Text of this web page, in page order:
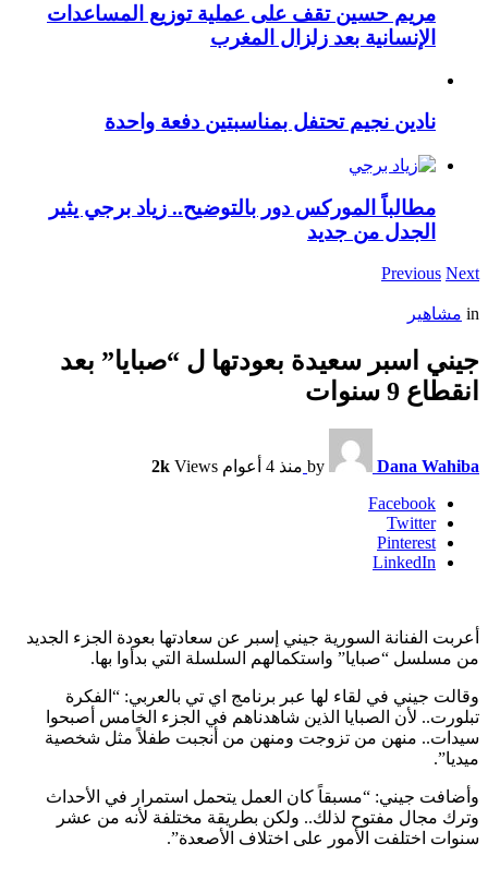
مريم حسين تقف على عملية توزيع المساعدات
الإنسانية بعد زلزال المغرب
نادين نجيم تحتفل بمناسبتين دفعة واحدة
مطالباً الموركس دور بالتوضيح.. زياد برجي يثير
الجدل من جديد
Previous Next
in مشاهير
جيني اسبر سعيدة بعودتها ل “صبايا” بعد
انقطاع 9 سنوات
by Dana Wahiba منذ 4 أعوام 2k Views
Facebook
Twitter
Pinterest
LinkedIn
أعربت الفنانة السورية جيني إسبر عن سعادتها بعودة الجزء الجديد
من مسلسل “صبايا” واستكمالهم السلسلة التي بدأوا بها.
وقالت جيني في لقاء لها عبر برنامج اي تي بالعربي: “الفكرة
تبلورت.. لأن الصبايا الذين شاهدناهم في الجزء الخامس أصبحوا
سيدات.. منهن من تزوجت ومنهن من أنجبت طفلاً مثل شخصية
ميديا”.
وأضافت جيني: “مسبقاً كان العمل يتحمل استمرار في الأحداث
وترك مجال مفتوح لذلك.. ولكن بطريقة مختلفة لأنه من عشر
سنوات اختلفت الأمور على اختلاف الأصعدة”.